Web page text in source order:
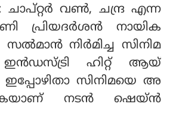
വൺ, ചന്ദ്ര എന്ന
പ്രിയദർശൻ നായിക
നിർമിച്ച സിനിമ
ഇൻഡസ്ട്രി ഹിറ്റ് ആയ്
ഇപ്പോഴിതാ സിനിമയെ അ
നടൻ ഷെയ്ൻ